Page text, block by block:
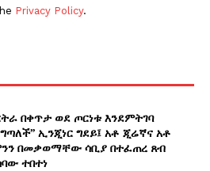
Privacy Policy.
በቀጥታ ወደ ጦርነቱ እንደምትገባ
ኢንጂነር ግደይ፤ አቶ ጂሬኛና አቶ
በመቃወማቸው ሳቢያ በተፈጠረ ጸብ
ተበተነ